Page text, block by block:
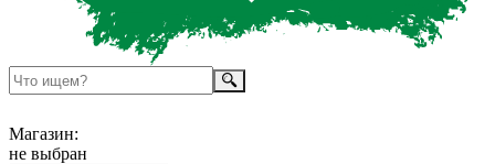
Магазин:
не выбран